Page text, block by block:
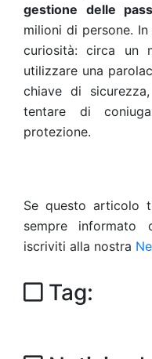
gestione delle
milioni di persone.
curiosità: circa un
utilizzare una
chiave di
tentare di
protezione.
Se questo articolo
sempre
iscriviti alla nostra
Tag: